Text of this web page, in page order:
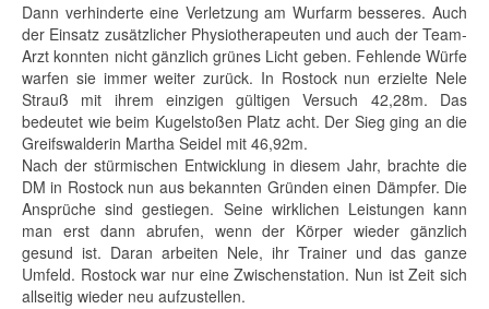
Dann verhinderte eine Verletzung am Wurfarm besseres. Auch
der Einsatz zusätzlicher Physiotherapeuten und auch der Team-
Arzt konnten nicht gänzlich grünes Licht geben. Fehlende Würfe
warfen sie immer weiter zurück. In Rostock nun erzielte Nele
Strauß mit ihrem einzigen gültigen Versuch 42,28m. Das
bedeutet wie beim Kugelstoßen Platz acht. Der Sieg ging an die
Greifswalderin Martha Seidel mit 46,92m.
Nach der stürmischen Entwicklung in diesem Jahr, brachte die
DM in Rostock nun aus bekannten Gründen einen Dämpfer. Die
Ansprüche sind gestiegen. Seine wirklichen Leistungen kann
man erst dann abrufen, wenn der Körper wieder gänzlich
gesund ist. Daran arbeiten Nele, ihr Trainer und das ganze
Umfeld. Rostock war nur eine Zwischenstation. Nun ist Zeit sich
allseitig wieder neu aufzustellen.